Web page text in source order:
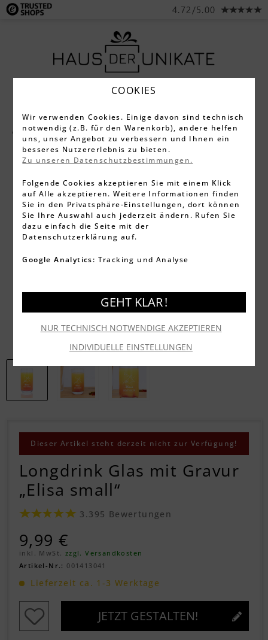
4.72/5.00
Alle Produkte Gläser Cocktailgläser
Dieser Artikel steht derzeit nicht zur Verfügung!
Longdrink Glas mit Gravur
„Elisa small“
3.395 Bewertungen
9,99 €
inkl. MwSt. zzgl. Versandkosten
Artikel-Nr.: 001413041
Lieferzeit ca. 1-3 Werktage
JETZT GESTALTEN!
COOKIES
Wir verwenden Cookies. Einige davon sind technisch
notwendig (z.B. für den Warenkorb), andere helfen
uns, unser Angebot zu verbessern und Ihnen ein
besseres Nutzererlebnis zu bieten.
Zu unseren Datenschutzbestimmungen.
Folgende Cookies akzeptieren Sie mit einem Klick
auf Alle akzeptieren. Weitere Informationen finden
Sie in den Privatsphäre-Einstellungen, dort können
Sie Ihre Auswahl auch jederzeit ändern. Rufen Sie
dazu einfach die Seite mit der
Datenschutzerklärung auf.
Google Analytics: Tracking und Analyse
INDIVIDUELLE EINSTELLUNGEN
NUR TECHNISCH NOTWENDIGE AKZEPTIEREN
GEHT KLAR !